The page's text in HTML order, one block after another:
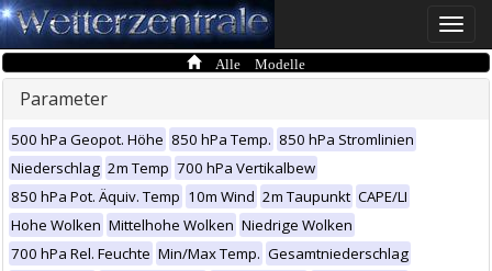
Toggle
Alle Modelle
Parameter
500 hPa Geopot. Höhe 850 hPa Temp. 850 hPa Stromlinien
Niederschlag 2m Temp 700 hPa Vertikalbew
850 hPa Pot. Äquiv. Temp 10m Wind 2m Taupunkt CAPE/LI
Hohe Wolken Mittelhohe Wolken Niedrige Wolken
700 hPa Rel. Feuchte Min/Max Temp. Gesamtniederschlag